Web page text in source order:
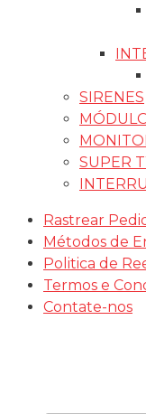
SIRENES
SUPER
Rastrear
Métodos de
Politica de
Termos e
Contate-nos